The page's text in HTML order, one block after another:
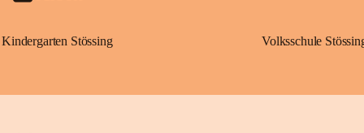
Kindergarten Stössing Volksschule